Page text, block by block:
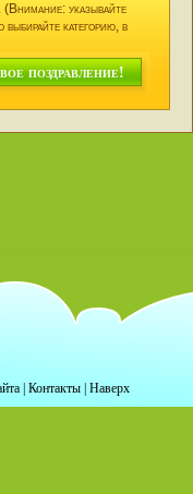
(Внимание: указывайте
категорию, в
поздравление!
| Контакты| Наверх